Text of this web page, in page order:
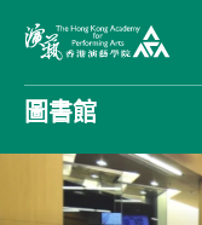
圖書館